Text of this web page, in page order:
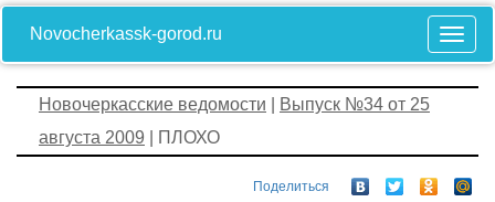
Novocherkassk-gorod.ru
Новочеркасские ведомости
Выпуск №34 от 25
августа 2009 | ПЛОХО
Поделиться